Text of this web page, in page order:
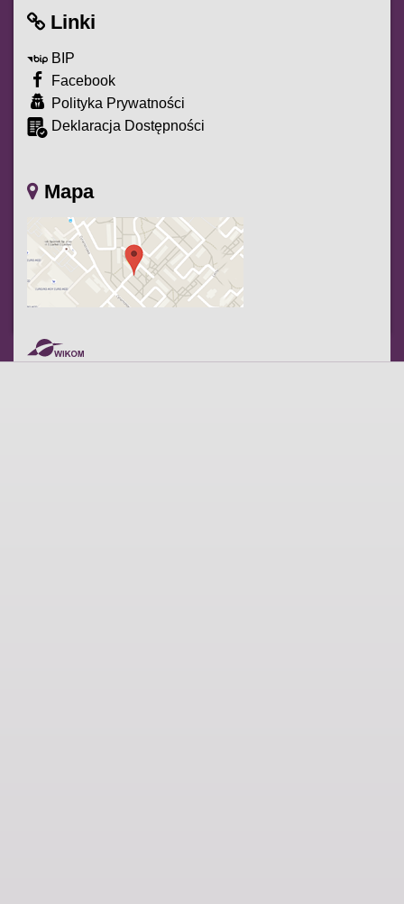
Linki
BIP
Facebook
Polityka Prywatności
Deklaracja Dostępności
Mapa